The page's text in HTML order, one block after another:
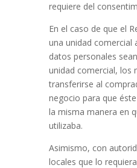
requiere del
En el caso de que el
una unidad comercial
datos personales
unidad comercial, los
transferirse al
negocio para que
la misma manera en
utilizaba.
Asimismo, con
locales que lo